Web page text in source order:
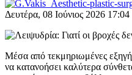
Δευτέρα, 08 Ιούνιος 2026 17:04
Μέσα από τεκμηριωμένες
να κατανοήσει καλύτερα